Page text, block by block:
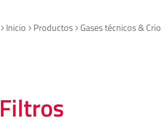
Inicio Productos Gases técnicos & Crio
Filtros